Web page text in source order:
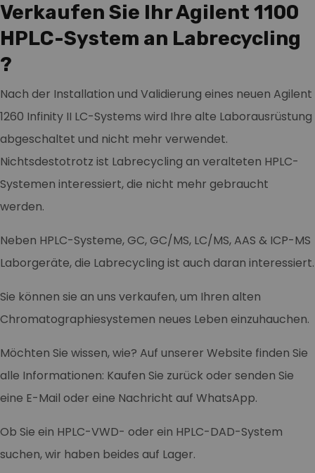
Verkaufen Sie Ihr Agilent 1100
HPLC-System an Labrecycling
?
Nach der Installation und Validierung eines neuen Agilent
1260 Infinity II LC-Systems wird Ihre alte Laborausrüstung
abgeschaltet und nicht mehr verwendet.
Nichtsdestotrotz ist Labrecycling an veralteten HPLC-
Systemen interessiert, die nicht mehr gebraucht
werden.
Neben HPLC-Systeme, GC, GC/MS, LC/MS, AAS & ICP-MS
Laborgeräte, die Labrecycling ist auch daran interessiert.
Sie können sie an uns verkaufen, um Ihren alten
Chromatographiesystemen neues Leben einzuhauchen.
Möchten Sie wissen, wie? Auf unserer Website finden Sie
alle Informationen: Kaufen Sie zurück oder senden Sie
eine E-Mail oder eine Nachricht auf WhatsApp.
Ob Sie ein HPLC-VWD- oder ein HPLC-DAD-System
suchen, wir haben beides auf Lager.